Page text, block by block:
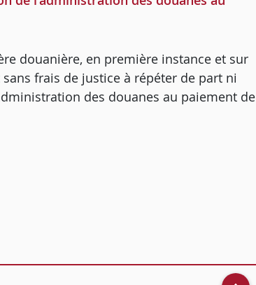
douanière, en première instance et sur
frais de justice à répéter de part ni
des douanes au paiement de